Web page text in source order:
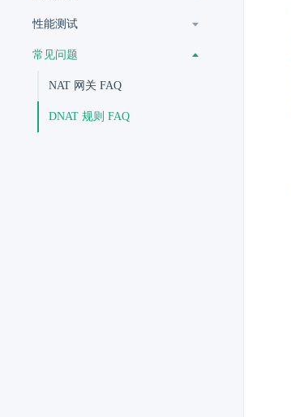
性能测试
常见问题
NAT 网关 FAQ
DNAT 规则 FAQ